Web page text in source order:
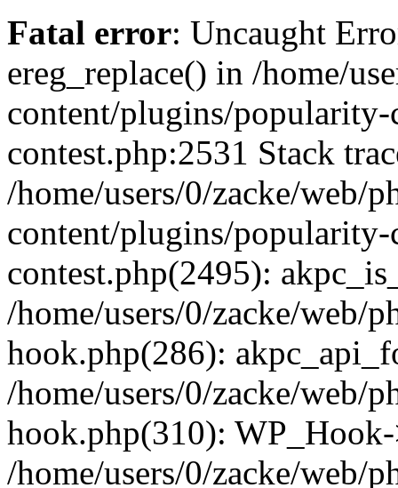
Fatal error: Uncaught
ereg_replace() in /home/
content/plugins/
contest.php:2531 Stack
/home/users/0/zacke/web/
content/plugins/
contest.php(2495):
/home/users/0/zacke/web/
hook.php(286):
/home/users/0/zacke/web/
hook.php(310):
/home/users/0/zacke/web/